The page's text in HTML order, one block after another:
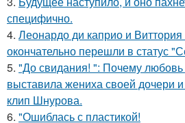
специфично.
4. Леонардо ди каприо и Виттория
окончательно перешли в статус
5. "До свидания! ": Почему любовь
выставила жениха своей дочери
клип Шнурова.
6. "Ошиблась с пластикой!